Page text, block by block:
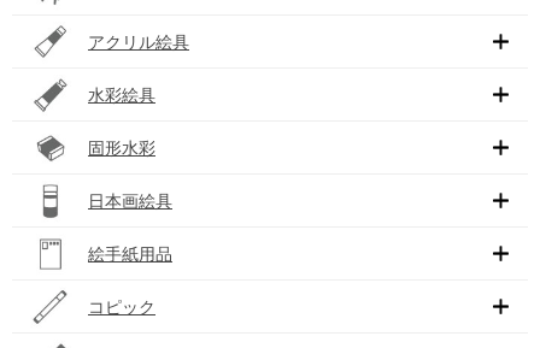
アクリル絵具
水彩絵具
固形水彩
日本画絵具
絵手紙用品
コピック